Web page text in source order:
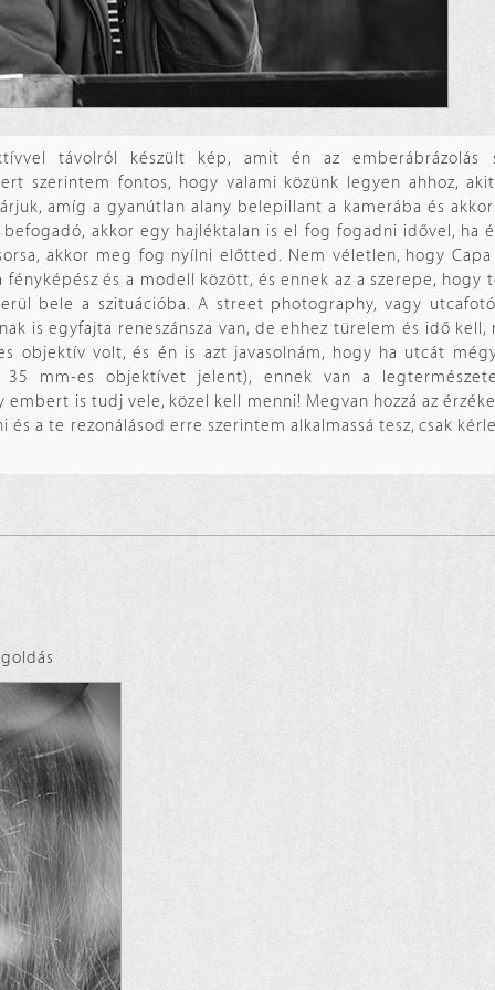
távolról készült kép, amit én az emberábrázolás
szerintem fontos, hogy valami közünk legyen ahhoz,
amíg a gyanútlan alany belepillant a kamerába és
akkor egy hajléktalan is el fog fogadni idővel, ha
akkor meg fog nyílni előtted. Nem véletlen, hogy Capa
és a modell között, és ennek az a szerepe, hogy
bele a szituációba. A street photography, vagy
is egyfajta reneszánsza van, de ehhez türelem és idő kell,
objektív volt, és én is azt javasolnám, hogy ha utcát
mm-es objektívet jelent), ennek van a
embert is tudj vele, közel kell menni! Megvan hozzá az
a te rezonálásod erre szerintem alkalmassá tesz, csak